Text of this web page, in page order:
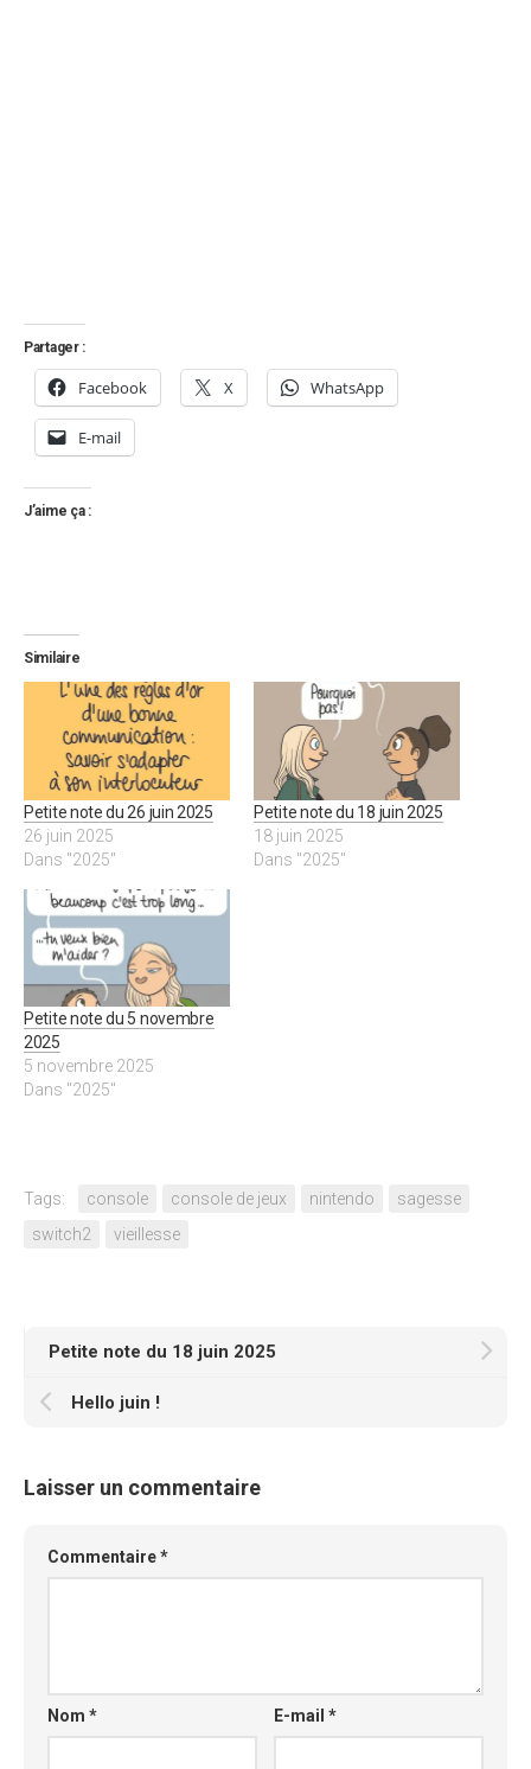
Partager :
Facebook X WhatsApp
E-mail
J’aime ça :
Similaire
Petite note du 26 juin 2025
26 juin 2025
Dans "2025"
Petite note du 18 juin 2025
18 juin 2025
Dans "2025"
Petite note du 5 novembre
2025
5 novembre 2025
Dans "2025"
Tags: console console de jeux nintendo
sagesse
switch2
vieillesse
Petite note du 18 juin 2025
Hello juin !
Laisser un commentaire
Commentaire*
Nom * E-mail*